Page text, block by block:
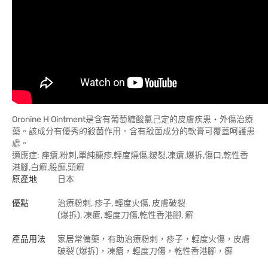
Oronine H Ointment是含有葡萄糖酸氯己定的皮膚疾患・外傷治療
藥。該成分有優秀的殺菌作用。含有殺菌成分的軟膏可覆蓋呵護患
處。
適應症: 痤瘡,粉刺,單純糠疹,輕度燒傷,皴裂,凍瘡,爆拆,傷口,乾性香
港腳,白癬,股癬,頭癬
原產地
日本
優點
治療粉刺, 疹子, 輕度火傷, 皮膚破裂
(爆拆), 凍瘡, 輕度刀傷,乾性香港腳, 癬
產品用法
家居常備藥，有助治療粉刺，疹子，輕度火傷，皮膚
破裂 (爆拆)，凍瘡，輕度刀傷，乾性香港腳，癬